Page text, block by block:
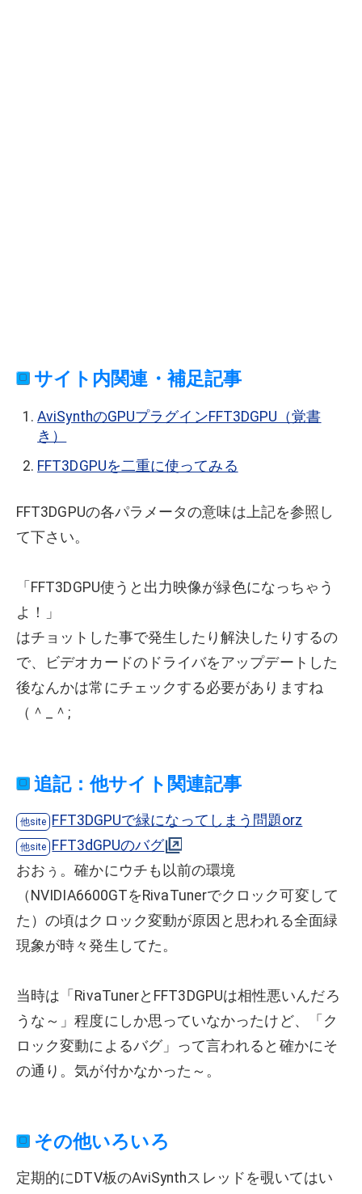
サイト内関連・補足記事
AviSynthのGPUプラグインFFT3DGPU（覚書
き）
FFT3DGPUを二重に使ってみる
FFT3DGPUの各パラメータの意味は上記を参照し
て下さい。
「FFT3DGPU使うと出力映像が緑色になっちゃう
よ！」
はチョットした事で発生したり解決したりするの
で、ビデオカードのドライバをアップデートした
後なんかは常にチェックする必要がありますね
（＾_＾;
追記：他サイト関連記事
FFT3DGPUで緑になってしまう問題orz
FFT3dGPUのバグ
おおぅ。確かにウチも以前の環境
（NVIDIA6600GTをRivaTunerでクロック可変して
た）の頃はクロック変動が原因と思われる全面緑
現象が時々発生してた。
当時は「RivaTunerとFFT3DGPUは相性悪いんだろ
うな～」程度にしか思っていなかったけど、「ク
ロック変動によるバグ」って言われると確かにそ
の通り。気が付かなかった～。
その他いろいろ
定期的にDTV板のAviSynthスレッドを覗いてはい